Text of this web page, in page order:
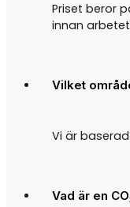
Priset beror
innan
Vilket
Vi är
Vad är en